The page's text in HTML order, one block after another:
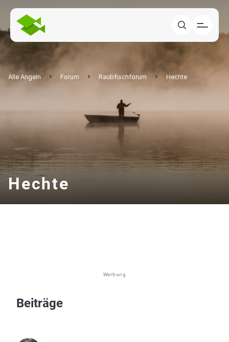
Alle Angeln Forum Raubfischforum Hechte
Hechte
Werbung
Beiträge